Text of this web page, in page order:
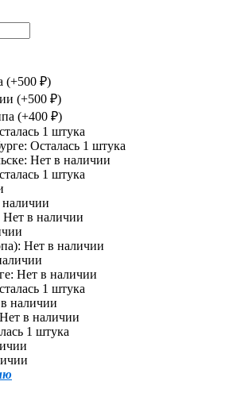
(+500 ₽)
(+500 ₽)
(+400 ₽)
1 штука
Осталась 1 штука
Нет в наличии
1 штука
Нет в наличии
Нет в наличии
Нет в наличии
1 штука
наличии
Нет в наличии
1 штука